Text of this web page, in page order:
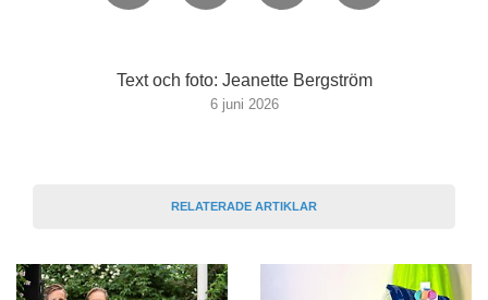
Text och foto: Jeanette Bergström
6 juni 2026
RELATERADE ARTIKLAR